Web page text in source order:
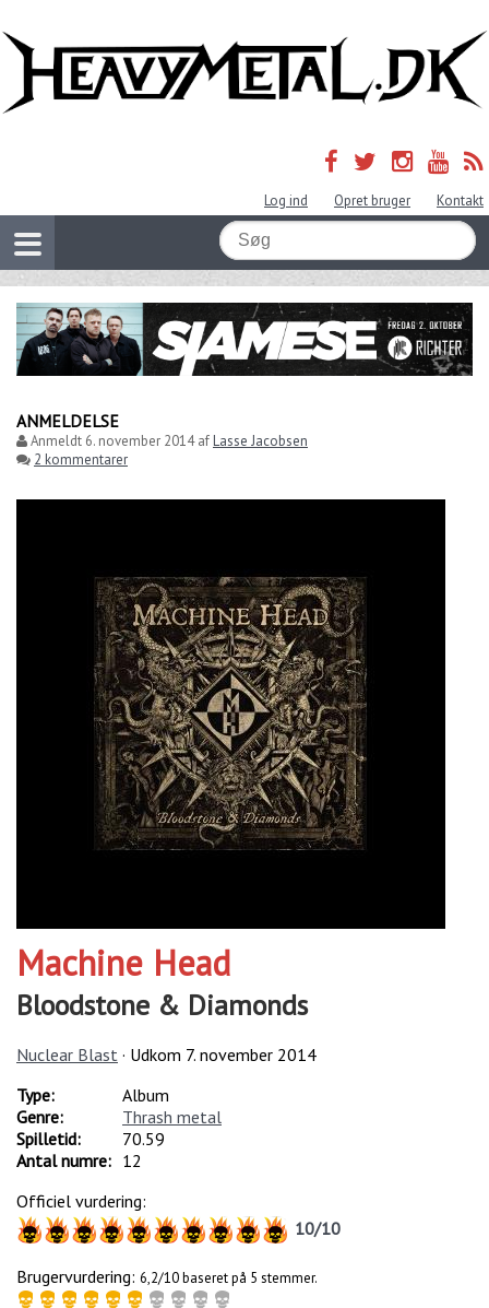
Log ind Opret bruger Kontakt
ANMELDELSE
Anmeldt 6. november 2014afLasse Jacobsen
2 kommentarer
Machine Head
Bloodstone & Diamonds
Nuclear Blast · Udkom 7. november 2014
Type:
Album
Genre:
Thrash metal
Spilletid:
70.59
Antal numre: 12
Officiel vurdering:
10/10
Brugervurdering: 6,2/10 baseret på 5 stemmer.